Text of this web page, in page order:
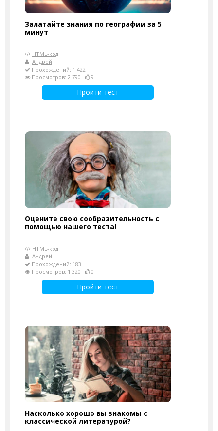
Залатайте знания по географии за 5
минут
HTML-код
Андрей
Прохождений: 1 422
Просмотров: 2 790
9
Пройти тест
Оцените свою сообразительность с
помощью нашего теста!
HTML-код
Андрей
Прохождений: 183
Просмотров: 1 320
0
Пройти тест
Насколько хорошо вы знакомы с
классической литературой?